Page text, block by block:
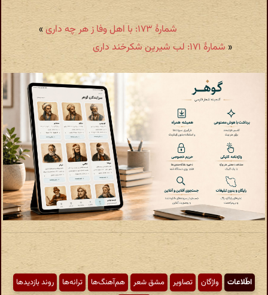
شمارهٔ ۱۷۳: با اهل وفا ز هر چه داری
»
« شمارهٔ ۱۷۱: لب شیرین شکرخند داری
اطّلاعات واژگان تصاویر مشق شعر هم‌آهنگ‌ها ترانه‌ها
روند بازدیدها